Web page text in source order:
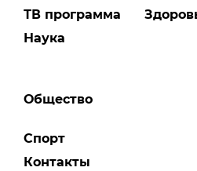
ТВ программа
Наука
Общество
Спорт
Контакты